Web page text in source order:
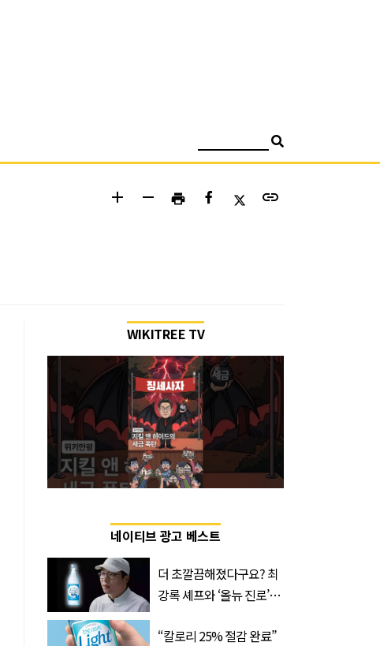
add remove print link
WIKITREE TV
네이티브 광고 베스트
더 초깔끔해졌다구요? 최
강록 셰프와 ‘올뉴 진로’의
“칼로리 25% 절감 완료”